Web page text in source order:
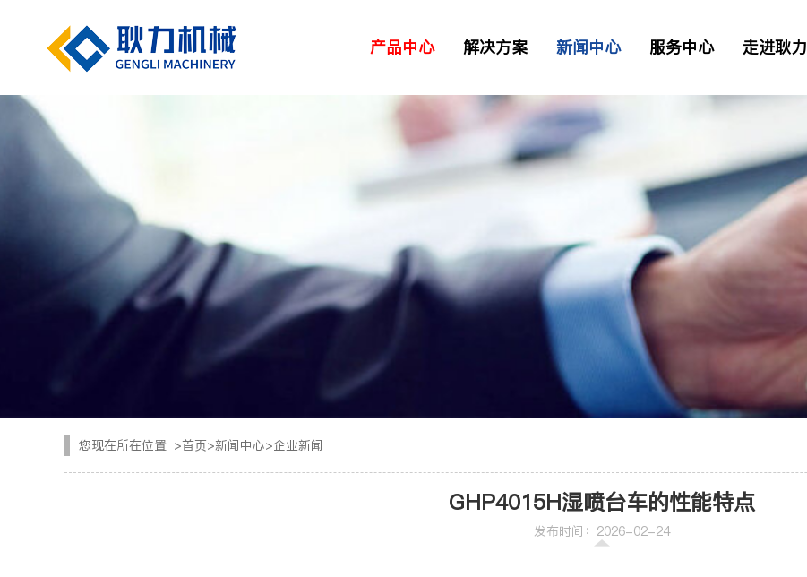
产品中心
产品设备 二衬台车 正品配件
矿用设备 UPS-20JTB混凝土喷射车
UPS-15JT矿用混凝土喷射车
SPB9-T 湿式混凝土喷射机
CYTJ76矿用掘进台车
GKF-60W矿用辅助喷射机械手
湿喷设备
注浆设备
解决方案
> 路桥
> 隧道
> 地下管廊
新闻中心
> 企业新闻
> 行业资讯
> 专题报道
服务中心
> 服务网络
> 常见问题
> 客户培训
> 我要报修
走进耿力
> 荣誉资质
> 工业园区
> 联系我们
您现在所在位置 >首页>新闻中心>企业新闻
GHP4015H湿喷台车的性能特点
发布时间：2026-02-24